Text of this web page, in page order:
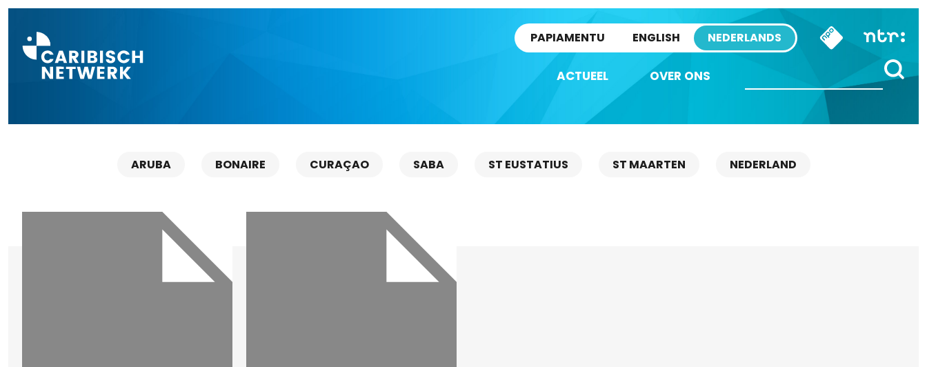
PAPIAMENTU ENGLISH NEDERLANDS
ACTUEEL OVER ONS
ARUBA BONAIRE CURAÇAO SABA ST EUSTATIUS ST MAARTEN NEDERLAND